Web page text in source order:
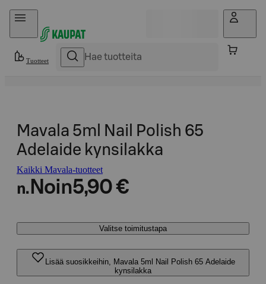
Hyppää sisältöön
Tuotteet
Mavala 5ml Nail Polish 65
Adelaide kynsilakka
Kaikki Mavala-tuotteet
n. Noin5,90 €
Valitse toimitustapa
Lisää suosikkeihin, Mavala 5ml Nail Polish 65 Adelaide
kynsilakka